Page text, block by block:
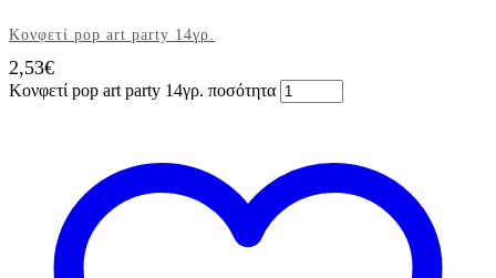
Κονφετί pop art party 14γρ.
2,53€
Κονφετί pop art party 14γρ. ποσότητα